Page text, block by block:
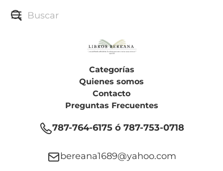
Categorías
Quienes somos
Contacto
Preguntas Frecuentes
787-764-6175 ó 787-753-0718
bereana1689@yahoo.com